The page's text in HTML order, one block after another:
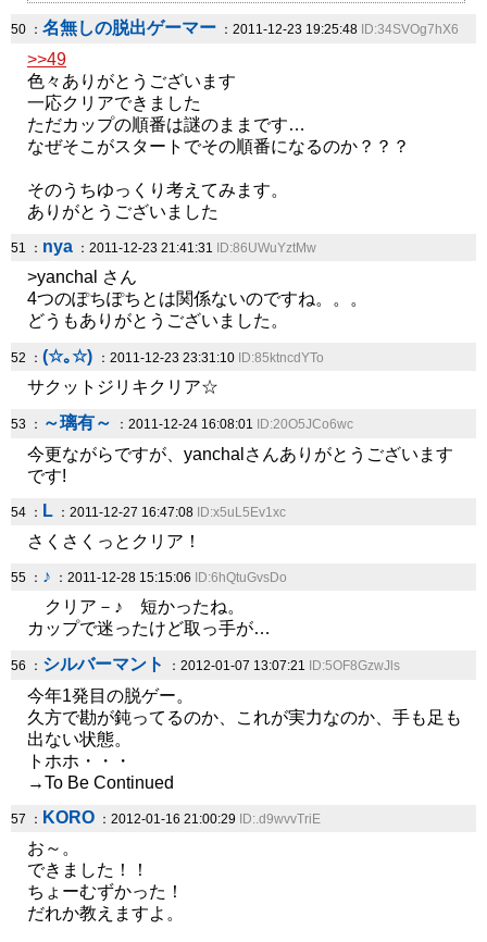
50 ： 名無しの脱出ゲーマー ：2011-12-23 19:25:48 ID:34SVOg7hX6
>>49
色々ありがとうございます
一応クリアできました
ただカップの順番は謎のままです…
なぜそこがスタートでその順番になるのか？？？
そのうちゆっくり考えてみます。
ありがとうございました
51 ： nya ：2011-12-23 21:41:31 ID:86UWuYztMw
>yanchal さん
4つのぽちぽちとは関係ないのですね。。。
どうもありがとうございました。
52 ： (☆｡☆) ：2011-12-23 23:31:10 ID:85ktncdYTo
サクットジリキクリア☆
53 ： ～璃有～ ：2011-12-24 16:08:01 ID:20O5JCo6wc
今更ながらですが、yanchalさんありがとうございます
です!
54 ： L ：2011-12-27 16:47:08 ID:x5uL5Ev1xc
さくさくっとクリア！
55 ： ♪ ：2011-12-28 15:15:06 ID:6hQtuGvsDo
クリア－♪ 短かったね。
カップで迷ったけど取っ手が…
56 ： シルバーマント ：2012-01-07 13:07:21 ID:5OF8GzwJls
今年1発目の脱ゲー。
久方で勘が鈍ってるのか、これが実力なのか、手も足も
出ない状態。
トホホ・・・
→To Be Continued
57 ： KORO ：2012-01-16 21:00:29 ID:.d9wvvTriE
お～。
できました！！
ちょーむずかった！
だれか教えますよ。